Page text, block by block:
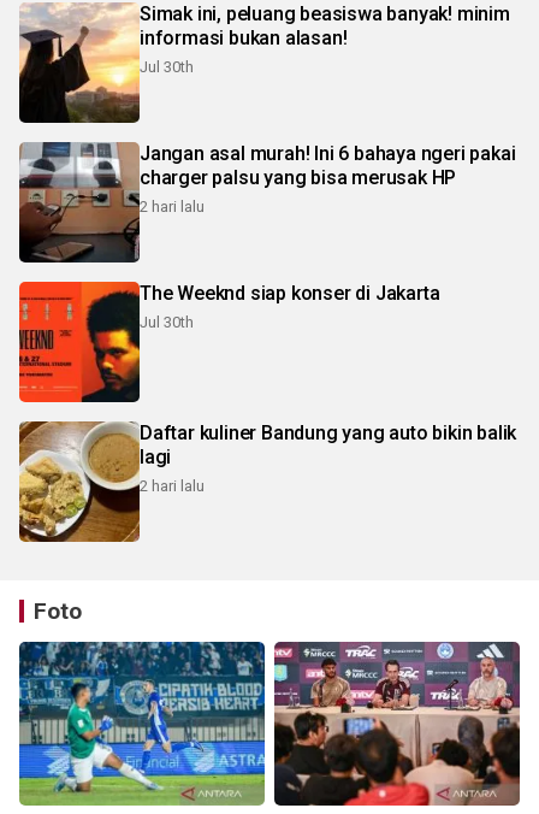
Simak ini, peluang beasiswa banyak! minim
informasi bukan alasan!
Jul 30th
Jangan asal murah! Ini 6 bahaya ngeri pakai
charger palsu yang bisa merusak HP
2 hari lalu
The Weeknd siap konser di Jakarta
Jul 30th
Daftar kuliner Bandung yang auto bikin balik
lagi
2 hari lalu
Foto